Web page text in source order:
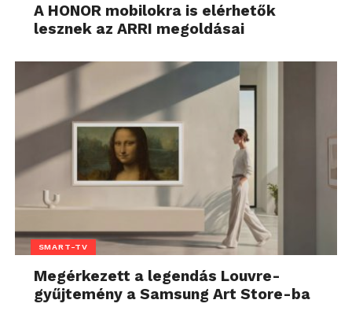
A HONOR mobilokra is elérhetők
lesznek az ARRI megoldásai
SMART-TV
Megérkezett a legendás Louvre-
gyűjtemény a Samsung Art Store-ba